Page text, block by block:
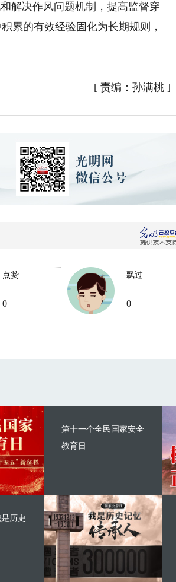
解决作风问题机制，提高监督穿
累的有效经验固化为长期规则，
[ 责编：孙满桃 ]
点赞
0
飘过
0
第十一个全民国家安全
教育日
历史